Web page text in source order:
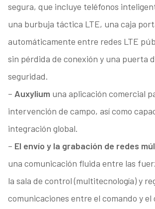
segura, que incluye teléfonos
una burbuja táctica LTE, una caja
automáticamente entre redes LTE
sin pérdida de conexión y una puerta
seguridad.
– Auxylium una aplicación comercial
intervención de campo, así como
integración global.
– El envío y la grabación de redes
una comunicación fluida entre las
la sala de control (multitecnología) y
comunicaciones entre el comando y el